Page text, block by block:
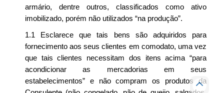
armário, dentre outros, classificados como ativo
imobilizado, porém não utilizados “na produção”.
1.1 Esclarece que tais bens são adquiridos para
fornecimento aos seus clientes em comodato, uma vez
que tais clientes necessitam dos itens acima “para
acondicionar as mercadorias em seus
estabelecimentos” e não compram os produtos da